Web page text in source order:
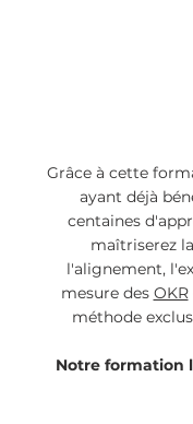
Grâce à cette
ayant déjà
centaines
maîtriserez
l'alignement,
mesure des OKR
méthode
Notre formation